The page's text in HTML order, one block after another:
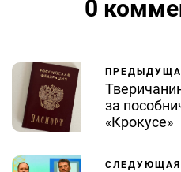
0
за
«Крокусе»
СЛЕДУЮЩАЯ